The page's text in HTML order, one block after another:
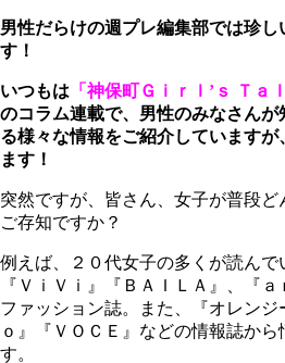
男性だらけの週プレ編集部では珍
す！
いつもは 「神保町Ｇｉｒｌ’ｓ Ｔａ
のコラム連載で、男性のみなさん
る様々な情報をご紹介しています
ます！
突然ですが、皆さん、女子が普段
ご存知ですか？
例えば、２０代女子の多くが読んで
『ＶｉＶｉ』『ＢＡＩＬＡ』、『
ファッション誌。また、『オレンジ
ｏ』『ＶＯＣＥ』などの情報誌か
す。